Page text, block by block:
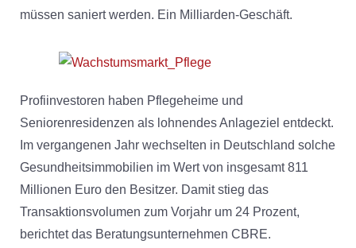
müssen saniert werden. Ein Milliarden-Geschäft.
Profiinvestoren haben Pflegeheime und
Seniorenresidenzen als lohnendes Anlageziel entdeckt.
Im vergangenen Jahr wechselten in Deutschland solche
Gesundheitsimmobilien im Wert von insgesamt 811
Millionen Euro den Besitzer. Damit stieg das
Transaktionsvolumen zum Vorjahr um 24 Prozent,
berichtet das Beratungsunternehmen CBRE.